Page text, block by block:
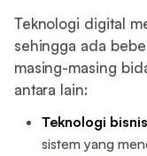
Teknologi digital
sehingga ada
masing-masing
antara lain:
Teknologi
sistem yang